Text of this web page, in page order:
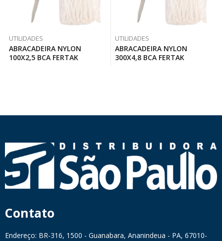
UTILIDADES
ABRACADEIRA NYLON
100X2,5 BCA FERTAK
UTILIDADES
ABRACADEIRA NYLON
300X4,8 BCA FERTAK
Contato
Endereço: BR-316, 1500 - Guanabara, Ananindeua - PA, 67010-